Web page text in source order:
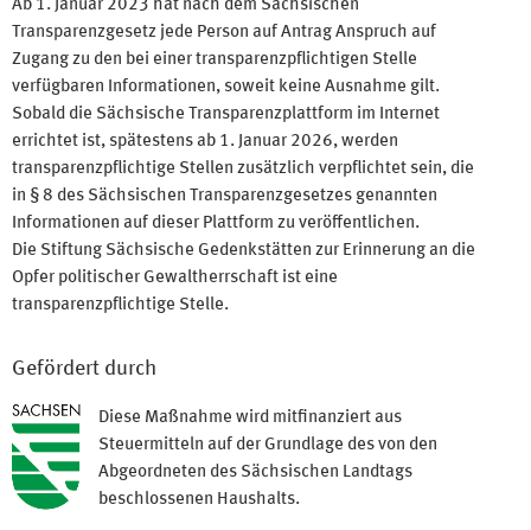
Ab 1. Januar 2023 hat nach dem Sächsischen
Transparenzgesetz jede Person auf Antrag Anspruch auf
Zugang zu den bei einer transparenzpflichtigen Stelle
verfügbaren Informationen, soweit keine Ausnahme gilt.
Sobald die Sächsische Transparenzplattform im Internet
errichtet ist, spätestens ab 1. Januar 2026, werden
transparenzpflichtige Stellen zusätzlich verpflichtet sein, die
in § 8 des Sächsischen Transparenzgesetzes genannten
Informationen auf dieser Plattform zu veröffentlichen.
Die Stiftung Sächsische Gedenkstätten zur Erinnerung an die
Opfer politischer Gewaltherrschaft ist eine
transparenzpflichtige Stelle.
Gefördert durch
Diese Maßnahme wird mitfinanziert aus
Steuermitteln auf der Grundlage des von den
Abgeordneten des Sächsischen Landtags
beschlossenen Haushalts.